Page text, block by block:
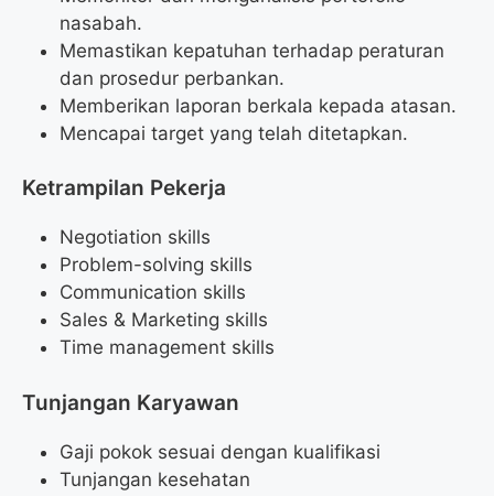
nasabah.
Memastikan kepatuhan terhadap peraturan
dan prosedur perbankan.
Memberikan laporan berkala kepada atasan.
Mencapai target yang telah ditetapkan.
Ketrampilan Pekerja
Negotiation skills
Problem-solving skills
Communication skills
Sales & Marketing skills
Time management skills
Tunjangan Karyawan
Gaji pokok sesuai dengan kualifikasi
Tunjangan kesehatan